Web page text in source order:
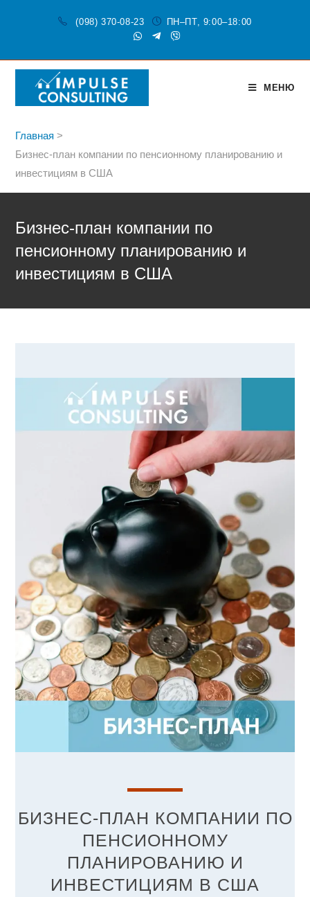
(098) 370-08-23 ПН–ПТ, 9:00–18:00
МЕНЮ
Главная >
Бизнес-план компании по пенсионному планированию и
инвестициям в США
Бизнес-план компании по
пенсионному планированию и
инвестициям в США
БИЗНЕС-ПЛАН КОМПАНИИ ПО
ПЕНСИОННОМУ
ПЛАНИРОВАНИЮ И
ИНВЕСТИЦИЯМ В США